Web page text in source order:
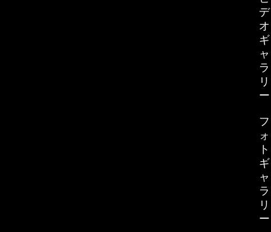
デ
オ
ギ
ャ
ラ
リ
ー
フ
ォ
ト
ギ
ャ
ラ
リ
ー